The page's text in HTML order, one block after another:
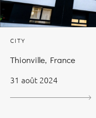
CITY
Thionville, France
31 août 2024